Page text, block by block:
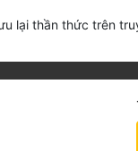
lại thần thức trên